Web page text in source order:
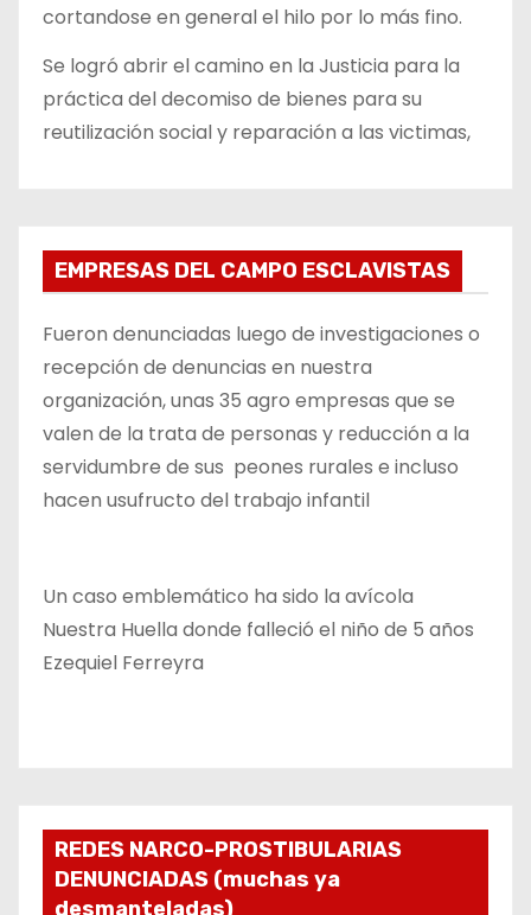
cortandose en general el hilo por lo más fino.
Se logró abrir el camino en la Justicia para la
práctica del decomiso de bienes para su
reutilización social y reparación a las victimas,
EMPRESAS DEL CAMPO ESCLAVISTAS
Fueron denunciadas luego de investigaciones o
recepción de denuncias en nuestra
organización, unas 35 agro empresas que se
valen de la trata de personas y reducción a la
servidumbre de sus peones rurales e incluso
hacen usufructo del trabajo infantil
Un caso emblemático ha sido la avícola
Nuestra Huella donde falleció el niño de 5 años
Ezequiel Ferreyra
REDES NARCO-PROSTIBULARIAS
DENUNCIADAS (muchas ya
desmanteladas)